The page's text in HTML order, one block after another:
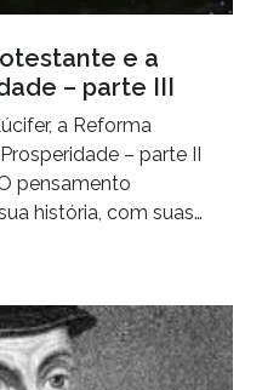
e a
– parte III
a Reforma
– parte II
pensamento
história, com suas…